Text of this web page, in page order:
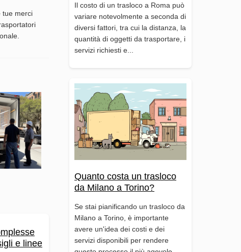
Il costo di un trasloco a Roma può
variare notevolmente a seconda di
diversi fattori, tra cui la distanza, la
quantità di oggetti da trasportare, i
servizi richiesti e...
Quanto costa un trasloco
da Milano a Torino?
Se stai pianificando un trasloco da
Milano a Torino, è importante
avere un'idea dei costi e dei
servizi disponibili per rendere
tue merci
e linee